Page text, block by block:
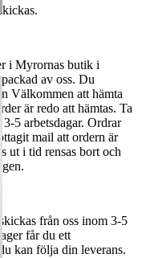
i Myrornas butik i
av oss. Du
Välkommen att hämta
är redo att hämtas. Ta
5 arbetsdagar. Ordrar
mail att ordern är
ut i tid rensas bort och
från oss inom 3-5
får du ett
kan följa din leverans.